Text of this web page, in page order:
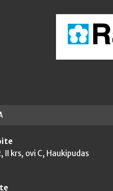
II krs, ovi C, Haukipudas